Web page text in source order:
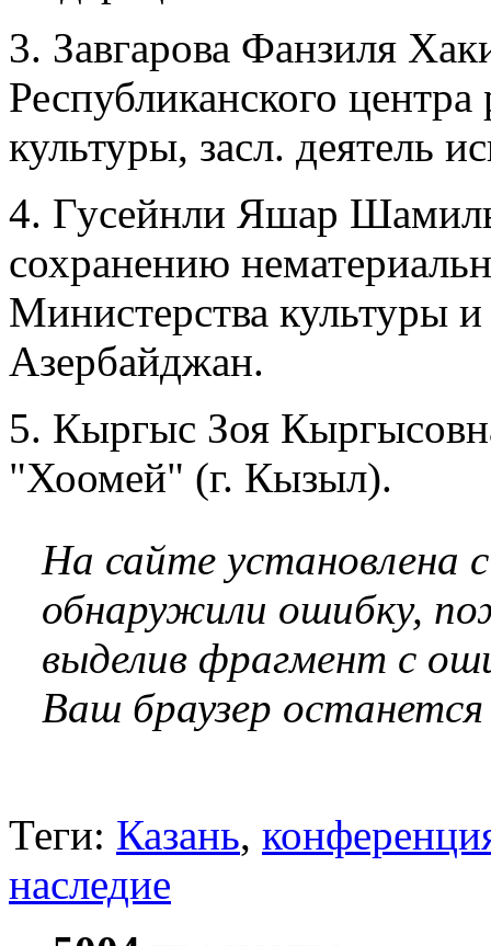
3. Завгарова Фанзиля
Республиканского
культуры, засл. деятель
4. Гусейнли Яшар
сохранению
Министерства культуры
Азербайджан.
5. Кыргыс Зоя
"Хоомей" (г. Кызыл).
На сайте установлена
обнаружили ошибку,
выделив фрагмент с
Ваш браузер
Теги: Казань,
наследие